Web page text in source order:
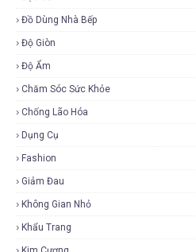
Đồ Dùng Nhà Bếp
Độ Giòn
Độ Ẩm
Chăm Sóc Sức Khỏe
Chống Lão Hóa
Dụng Cụ
Fashion
Giảm Đau
Không Gian Nhỏ
Khẩu Trang